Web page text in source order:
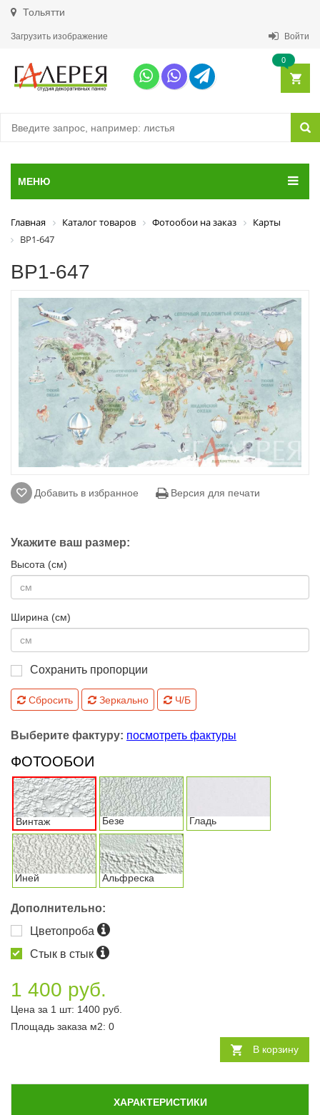
Тольятти
Загрузить изображение Войти
0
МЕНЮ
Главная Каталог товаров Фотообои на заказ
Карты
ВР1-647
ВР1-647
Добавить в избранное Версия для печати
Укажите ваш размер:
Высота (см)
Ширина (см)
Сохранить пропорции
Сбросить Зеркально Ч/Б
Выберите фактуру: посмотреть фактуры
ФОТООБОИ
Винтаж Безе Гладь
Иней Альфреска
Дополнительно:
Цветопроба
Стык в стык
1 400 руб.
Цена за 1 шт: 1400 руб.
Площадь заказа м2: 0
В корзину
ХАРАКТЕРИСТИКИ